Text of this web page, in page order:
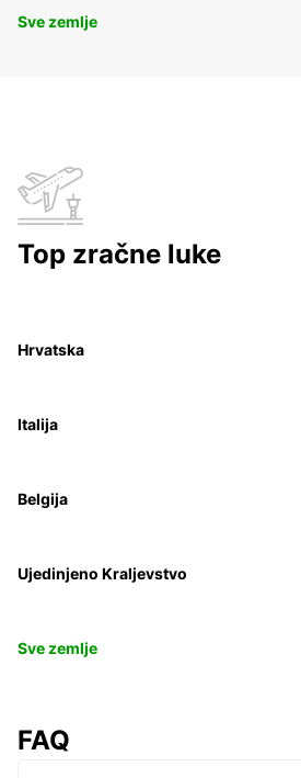
Sve zemlje
Top zračne luke
Hrvatska
Italija
Belgija
Ujedinjeno Kraljevstvo
Sve zemlje
FAQ